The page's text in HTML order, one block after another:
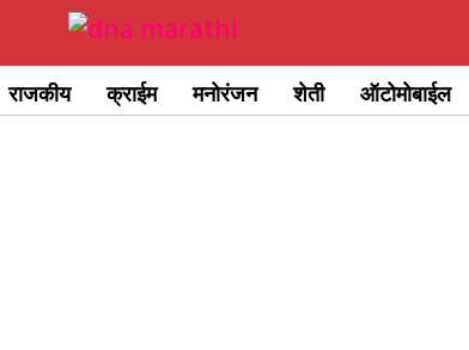
राजकीय क्राईम मनोरंजन शेती ऑटोमोबाईल